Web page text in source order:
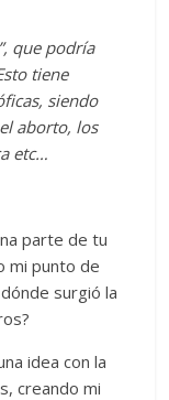
que podría
tiene
siendo
aborto, los
etc…
parte de tu
mi punto de
surgió la
idea con la
creando mi